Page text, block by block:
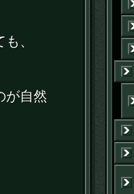
、
が自然